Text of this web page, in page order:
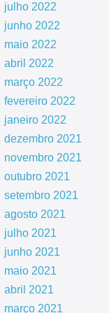
julho 2022
junho 2022
maio 2022
abril 2022
março 2022
fevereiro 2022
janeiro 2022
dezembro 2021
novembro 2021
outubro 2021
setembro 2021
agosto 2021
julho 2021
junho 2021
maio 2021
abril 2021
março 2021